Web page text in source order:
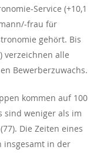
Service (+10,1
frau für
gehört. Bis
verzeichnen alle
Bewerberzuwachs.
kommen auf 100
sind weniger als im
Die Zeiten eines
insgesamt in der